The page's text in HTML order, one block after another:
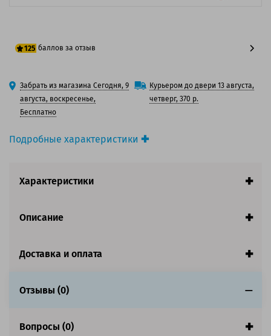
Подробные характеристики
Вид товара:Картридж лазерный
Ресурс:21 500 страниц формата А4 при 5%
Совместим с аппаратами
125 баллов за отзыв
100 баллов
125 баллов
Забрать из магазина Сегодня, 9
августа, воскресенье,
Бесплатно
Курьером до двери 13 августа,
четверг, 370 р.
Характеристики
Описание
Доставка и оплата
Отзывы (0)
Вопросы (0)